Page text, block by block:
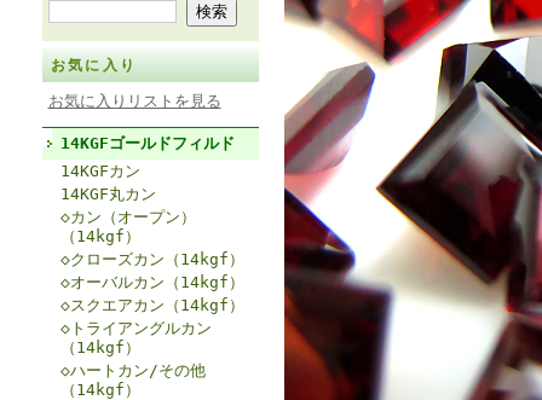
お気に入り
お気に入りリストを見る
14KGFゴールドフィルド
14KGFカン
14KGF丸カン
◇カン（オープン）
（14kgf）
◇クローズカン（14kgf）
◇オーバルカン（14kgf）
◇スクエアカン（14kgf）
◇トライアングルカン
（14kgf）
◇ハートカン/その他
（14kgf）